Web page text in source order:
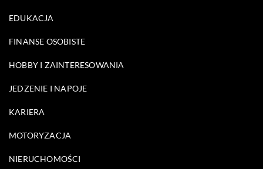
EDUKACJA
FINANSE OSOBISTE
HOBBY I ZAINTERESOWANIA
JEDZENIE I NAPOJE
KARIERA
MOTORYZACJA
NIERUCHOMOŚCI